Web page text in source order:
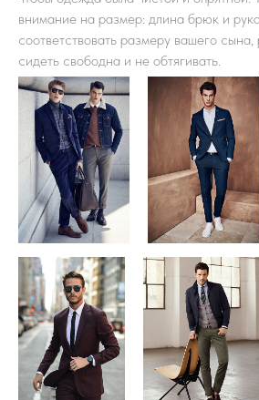
внимание на размер: длина брюк и
соответствовать размеру вашего
сидеть свободна и не обтягивать.